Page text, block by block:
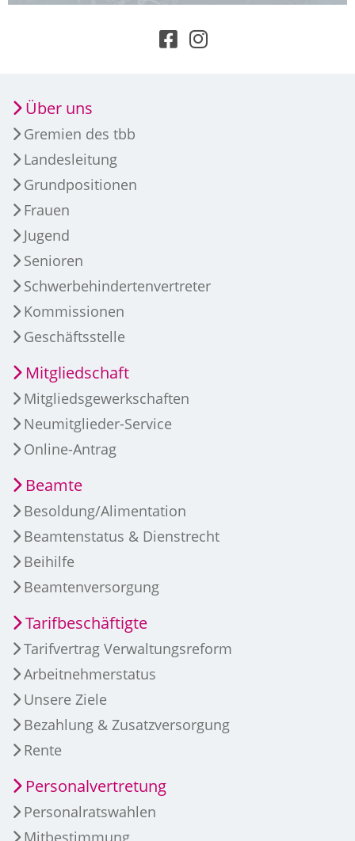
Über uns
Gremien des tbb
Landesleitung
Grundpositionen
Frauen
Jugend
Senioren
Schwerbehindertenvertreter
Kommissionen
Geschäftsstelle
Mitgliedschaft
Mitgliedsgewerkschaften
Neumitglieder-Service
Online-Antrag
Beamte
Besoldung/Alimentation
Beamtenstatus & Dienstrecht
Beihilfe
Beamtenversorgung
Tarifbeschäftigte
Tarifvertrag Verwaltungsreform
Arbeitnehmerstatus
Unsere Ziele
Bezahlung & Zusatzversorgung
Rente
Personalvertretung
Personalratswahlen